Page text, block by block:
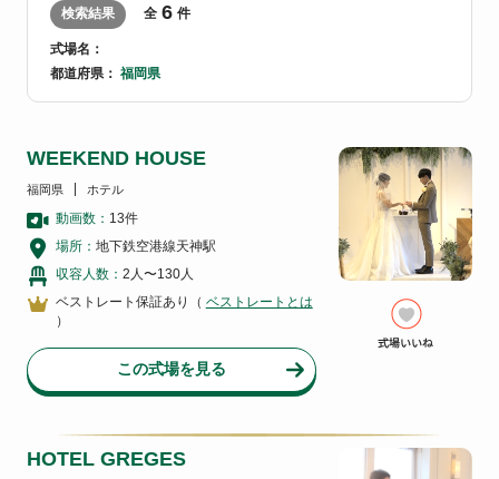
検索結果 全 6 件
式場名：
都道府県： 福岡県
WEEKEND HOUSE
福岡県 ホテル
動画数： 13件
場所： 地下鉄空港線天神駅
収容人数： 2人〜130人
ベストレート保証あり（ ベストレートとは
）
この式場を見る
HOTEL GREGES